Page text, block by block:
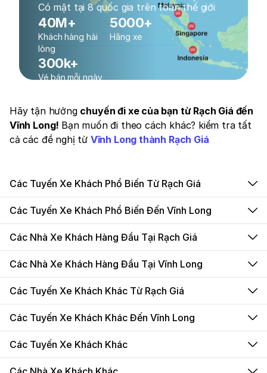
Có mặt tại 8 quốc gia trên toàn thế giới
40M+
Khách hàng hài
lòng
5000+
Hãng xe
300k+
Vé bán mỗi ngày
Hãy tận hưởng chuyến đi xe của bạn từ Rạch Giá đến
Vĩnh Long! Bạn muốn đi theo cách khác? kiểm tra tất
cả các đề nghị từ Vĩnh Long thành Rạch Giá
Các Tuyến Xe Khách Phổ Biến Từ Rạch Giá
Các Tuyến Xe Khách Phổ Biến Đến Vĩnh Long
Các Nhà Xe Khách Hàng Đầu Tại Rạch Giá
Các Nhà Xe Khách Hàng Đầu Tại Vĩnh Long
Các Tuyến Xe Khách Khác Từ Rạch Giá
Các Tuyến Xe Khách Khác Đến Vĩnh Long
Các Tuyến Xe Khách Khác